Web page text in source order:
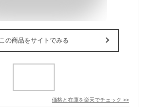
この商品をサイトでみる
価格と在庫を楽天でチェック >>